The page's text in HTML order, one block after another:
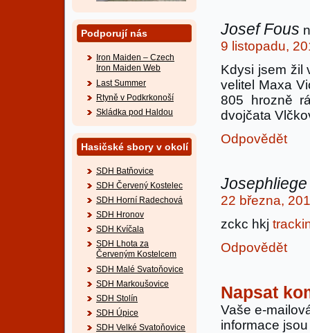
Podporují nás
Iron Maiden – Czech
Iron Maiden Web
Last Summer
Rtyně v Podkrkonoší
Skládka pod Haldou
Hasičské sbory v okolí
SDH Batňovice
SDH Červený Kostelec
SDH Horní Radechová
SDH Hronov
SDH Kvíčala
SDH Lhota za
Červeným Kostelcem
SDH Malé Svatoňovice
SDH Markoušovice
SDH Stolín
SDH Úpice
SDH Velké Svatoňovice
Josef Fous
9 listopadu,
Kdysi jsem žil
velitel Maxa
805 hrozně
dvojčata
Odpovědět
Josephliege
22 března,
zckc hkj
Odpovědět
Napsat
Vaše e-
informace